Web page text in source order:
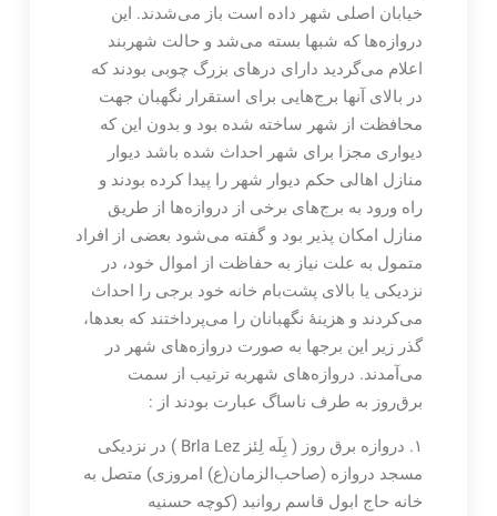
خیابان اصلی شهر داده است باز می‌شدند. این
دروازه‌ها که شبها بسته می‌شد و حالت شهربند
اعلام می‌گردید دارای درهای بزرگ چوبی بودند که
در بالای آنها برج‌هایی برای استقرار نگهبان جهت
محافظت از شهر ساخته شده بود و بدون این که
دیواری مجزا برای شهر احداث شده باشد دیوار
منازل اهالی حکم دیوار شهر را پیدا کرده بودند و
راه ورود به برج‌های برخی از دروازه‌ها از طریق
منازل امکان پذیر بود و گفته می‌شود بعضی از افراد
متمول به علت نیاز به حفاظت از اموال خود، در
نزدیکی یا بالای پشت‌بام خانه خود برجی را احداث
می‌کردند و هزینۀ نگهبانان را می‌پرداختند که بعدها،
گذر زیر این برجها به صورت دروازه‌های شهر در
می‌آمدند. دروازه‌های شهربه ترتیب از سمت
برق‌روز به طرف ناساگ عبارت بودند از :
۱. دروازه برق روز ( بِلَه لِئز Brla Lez ) در نزدیکی
مسجد دروازه (صاحب‌الزمان(ع) امروزی) متصل به
خانه حاج ابول قاسم روانبد (کوچه حسنیه